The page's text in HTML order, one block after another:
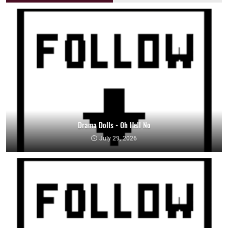
Drama Dolls - Oh Hell No
July 29, 2026